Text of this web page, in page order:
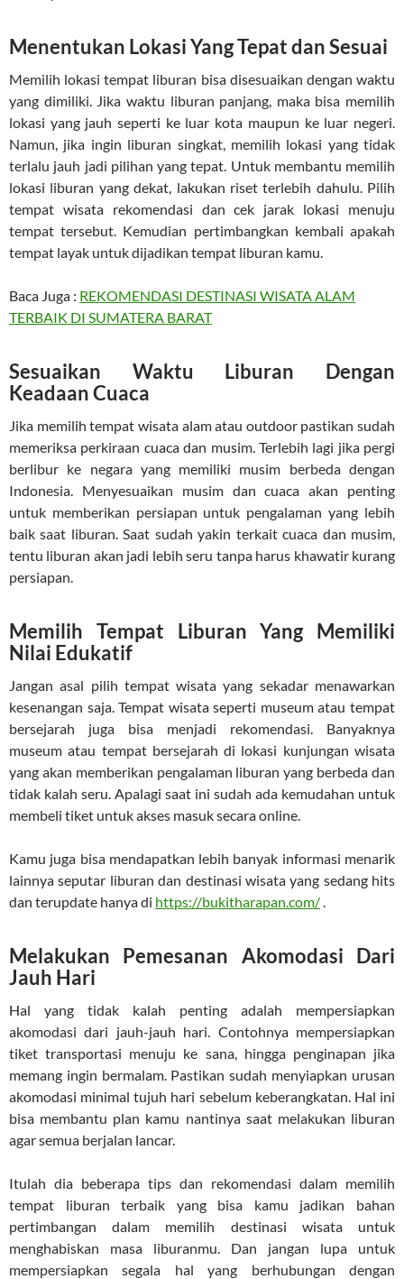
Menentukan Lokasi Yang Tepat dan Sesuai
Memilih lokasi tempat liburan bisa disesuaikan dengan waktu
yang dimiliki. Jika waktu liburan panjang, maka bisa memilih
lokasi yang jauh seperti ke luar kota maupun ke luar negeri.
Namun, jika ingin liburan singkat, memilih lokasi yang tidak
terlalu jauh jadi pilihan yang tepat. Untuk membantu memilih
lokasi liburan yang dekat, lakukan riset terlebih dahulu. Pilih
tempat wisata rekomendasi dan cek jarak lokasi menuju
tempat tersebut. Kemudian pertimbangkan kembali apakah
tempat layak untuk dijadikan tempat liburan kamu.
Baca Juga : REKOMENDASI DESTINASI WISATA ALAM
TERBAIK DI SUMATERA BARAT
Sesuaikan Waktu Liburan Dengan
Keadaan Cuaca
Jika memilih tempat wisata alam atau outdoor pastikan sudah
memeriksa perkiraan cuaca dan musim. Terlebih lagi jika pergi
berlibur ke negara yang memiliki musim berbeda dengan
Indonesia. Menyesuaikan musim dan cuaca akan penting
untuk memberikan persiapan untuk pengalaman yang lebih
baik saat liburan. Saat sudah yakin terkait cuaca dan musim,
tentu liburan akan jadi lebih seru tanpa harus khawatir kurang
persiapan.
Memilih Tempat Liburan Yang Memiliki
Nilai Edukatif
Jangan asal pilih tempat wisata yang sekadar menawarkan
kesenangan saja. Tempat wisata seperti museum atau tempat
bersejarah juga bisa menjadi rekomendasi. Banyaknya
museum atau tempat bersejarah di lokasi kunjungan wisata
yang akan memberikan pengalaman liburan yang berbeda dan
tidak kalah seru. Apalagi saat ini sudah ada kemudahan untuk
membeli tiket untuk akses masuk secara online.
Kamu juga bisa mendapatkan lebih banyak informasi menarik
lainnya seputar liburan dan destinasi wisata yang sedang hits
dan terupdate hanya di https://bukitharapan.com/.
Melakukan Pemesanan Akomodasi Dari
Jauh Hari
Hal yang tidak kalah penting adalah mempersiapkan
akomodasi dari jauh-jauh hari. Contohnya mempersiapkan
tiket transportasi menuju ke sana, hingga penginapan jika
memang ingin bermalam. Pastikan sudah menyiapkan urusan
akomodasi minimal tujuh hari sebelum keberangkatan. Hal ini
bisa membantu plan kamu nantinya saat melakukan liburan
agar semua berjalan lancar.
Itulah dia beberapa tips dan rekomendasi dalam memilih
tempat liburan terbaik yang bisa kamu jadikan bahan
pertimbangan dalam memilih destinasi wisata untuk
menghabiskan masa liburanmu. Dan jangan lupa untuk
mempersiapkan segala hal yang berhubungan dengan